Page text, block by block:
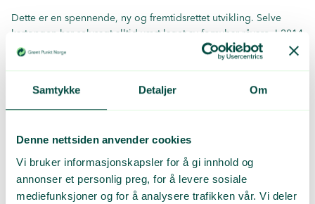
Samtykke Detaljer Om
Denne nettsiden anvender cookies
Vi bruker informasjonskapsler for å gi innhold og
annonser et personlig preg, for å levere sosiale
mediefunksjoner og for å analysere trafikken vår. Vi deler
Dette er en spennende, ny og fremtidsrettet utvikling. Selve
kartongen har selvsagt alltid vært laget av fornybar råvare. I 2014
gikk Tine over til korker på kartongene laget av plast fra fornybar
råvare. Nå gjennomføres altså siste skritt hvor alle 1,75 l
plast fra fornybar råvare.
Kartongene skal skylles og leveres til gjenvinning i kommunens
På Fiskeby Board hvor all utsortert drikkekartong
materialgjenvinnes blir plasten foreløpig skilt fra kartongene i